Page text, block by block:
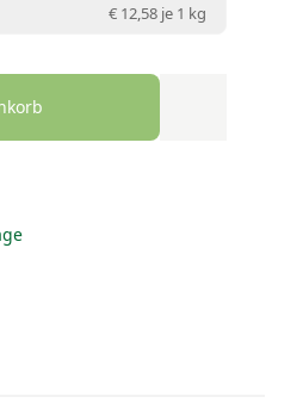
€ 12,58 je1 kg